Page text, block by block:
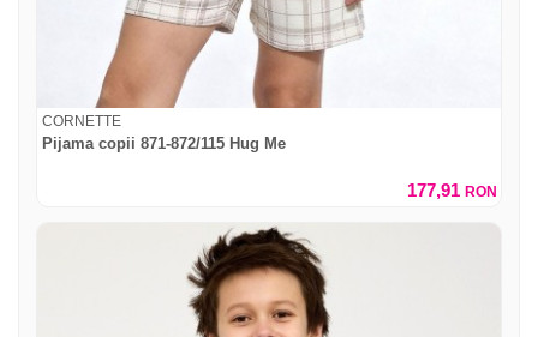
CORNETTE
Pijama copii 871-872/115 Hug Me
177,91 RON